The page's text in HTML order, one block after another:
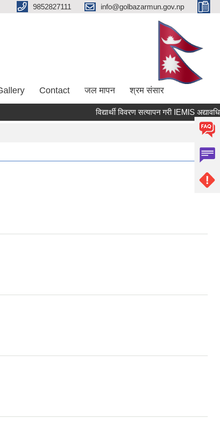
9852827111 info@golbazarmun.gov.np
Contact जल मापन श्रम संसार
विद्यार्थी विवरण सत्यापन गरी IEMIS अद्यावधिक